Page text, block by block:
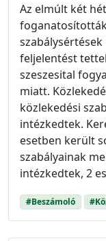
Az elmúlt két
feljelentést
szeszesital
miatt.
közlekedési
intézkedtek.
esetben került
szabályainak
intézkedtek, 2
#Beszámoló